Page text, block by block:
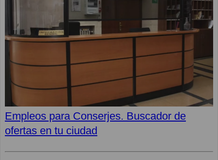
Empleos para Conserjes. Buscador de
ofertas en tu ciudad